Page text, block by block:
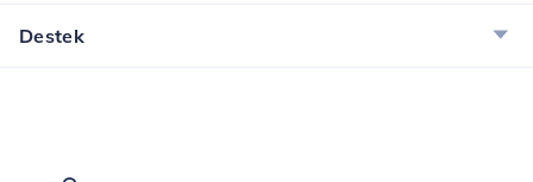
Destek